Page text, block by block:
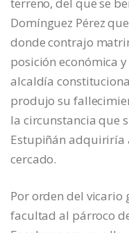
Domínguez Pérez
donde contrajo
posición económica
alcaldía
produjo su
la circunstancia que
Estupiñán adquiriría
cercado.
Por orden del vicario
facultad al párroco